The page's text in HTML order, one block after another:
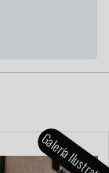
Galeria